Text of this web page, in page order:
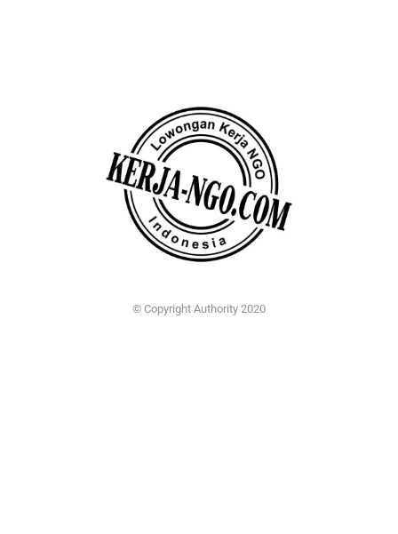
© Copyright Authority 2020